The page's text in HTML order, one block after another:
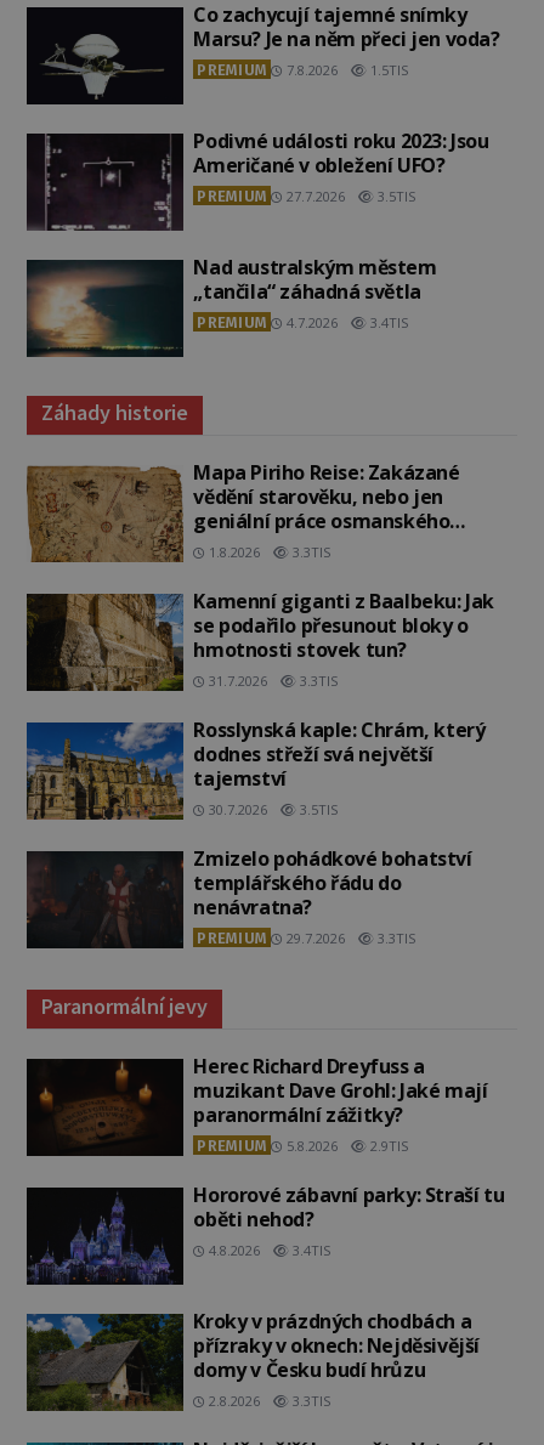
Co zachycují tajemné snímky
Marsu? Je na něm přeci jen voda?
PREMIUM 7.8.2026 1.5TIS
Podivné události roku 2023: Jsou
Američané v obležení UFO?
PREMIUM 27.7.2026 3.5TIS
Nad australským městem
„tančila“ záhadná světla
PREMIUM 4.7.2026 3.4TIS
Záhady historie
Mapa Piriho Reise: Zakázané
vědění starověku, nebo jen
geniální práce osmanského
admirála?
1.8.2026 3.3TIS
Kamenní giganti z Baalbeku: Jak
se podařilo přesunout bloky o
hmotnosti stovek tun?
31.7.2026 3.3TIS
Rosslynská kaple: Chrám, který
dodnes střeží svá největší
tajemství
30.7.2026 3.5TIS
Zmizelo pohádkové bohatství
templářského řádu do
nenávratna?
PREMIUM 29.7.2026 3.3TIS
Paranormální jevy
Herec Richard Dreyfuss a
muzikant Dave Grohl: Jaké mají
paranormální zážitky?
PREMIUM 5.8.2026 2.9TIS
Hororové zábavní parky: Straší tu
oběti nehod?
4.8.2026 3.4TIS
Kroky v prázdných chodbách a
přízraky v oknech: Nejděsivější
domy v Česku budí hrůzu
2.8.2026 3.3TIS